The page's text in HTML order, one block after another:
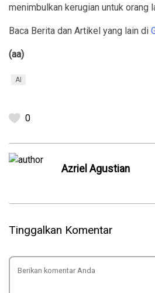
menimbulkan kerugian untuk orang
Baca Berita dan Artikel yang lain di
(aa)
AI
0
Azriel Agustian
Tinggalkan Komentar